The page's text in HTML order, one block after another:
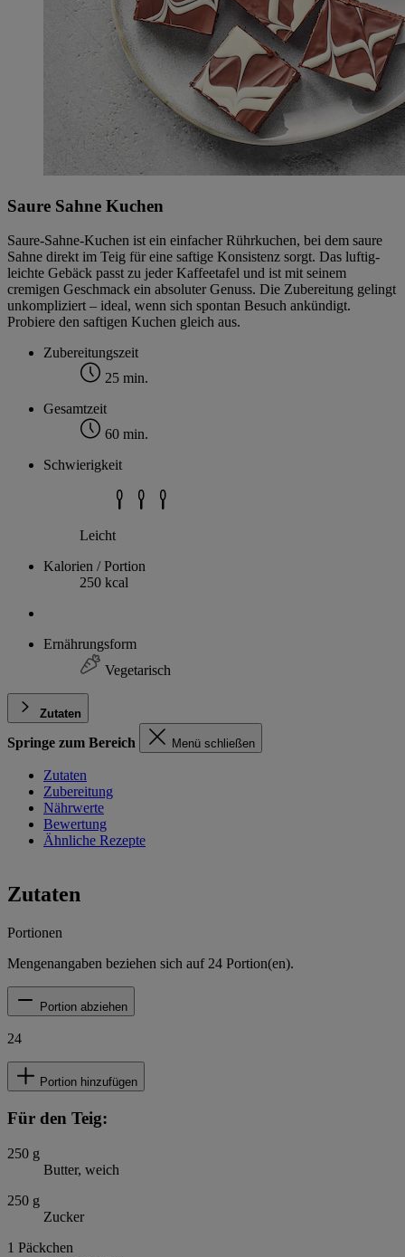
Saure Sahne Kuchen
Saure-Sahne-Kuchen ist ein einfacher Rührkuchen, bei dem saure
Sahne direkt im Teig für eine saftige Konsistenz sorgt. Das luftig-
leichte Gebäck passt zu jeder Kaffeetafel und ist mit seinem
cremigen Geschmack ein absoluter Genuss. Die Zubereitung gelingt
unkompliziert – ideal, wenn sich spontan Besuch ankündigt.
Probiere den saftigen Kuchen gleich aus.
Zubereitungszeit
25 min.
Gesamtzeit
60 min.
Schwierigkeit
Leicht
Kalorien / Portion
250 kcal
Ernährungsform
Vegetarisch
Zutaten
Springe zum Bereich Menü schließen
Zutaten
Zubereitung
Nährwerte
Bewertung
Ähnliche Rezepte
Zutaten
Portionen
Mengenangaben beziehen sich auf 24 Portion(en).
Portion abziehen
24
Portion hinzufügen
Für den Teig:
250 g
Butter, weich
250 g
Zucker
1 Päckchen